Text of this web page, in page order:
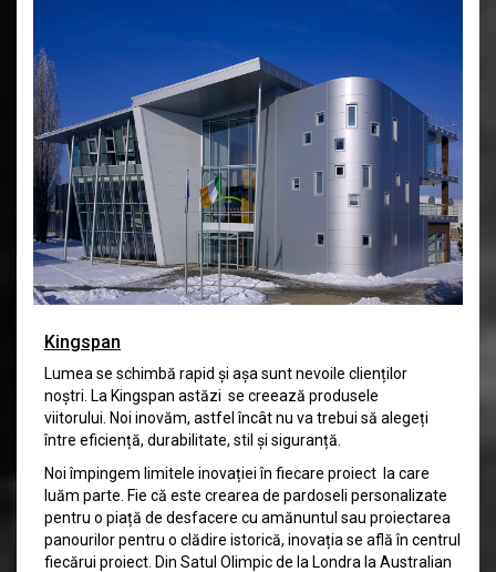
Kingspan
Lumea se schimbă rapid și așa sunt nevoile clienților
noștri. La Kingspan astăzi se creează produsele
viitorului. Noi inovăm, astfel încât nu va trebui să alegeți
între eficiență, durabilitate, stil și siguranță.
Noi împingem limitele inovației în fiecare proiect la care
luăm parte. Fie că este crearea de pardoseli personalizate
pentru o piață de desfacere cu amănuntul sau proiectarea
panourilor pentru o clădire istorică, inovația se află în centrul
fiecărui proiect. Din Satul Olimpic de la Londra la Australian